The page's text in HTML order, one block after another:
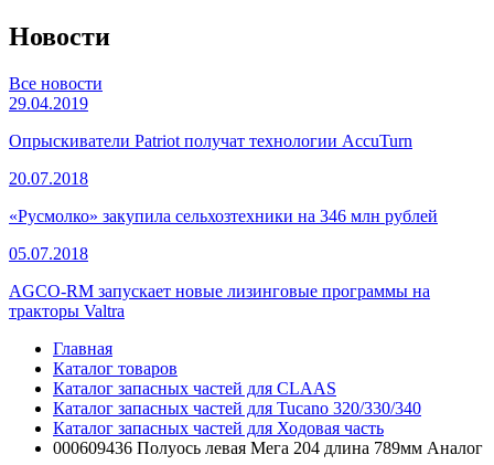
Новости
Все новости
29.04.2019
Опрыскиватели Patriot получат технологии AccuTurn
20.07.2018
«Русмолко» закупила сельхозтехники на 346 млн рублей
05.07.2018
AGCO-RM запускает новые лизинговые программы на
тракторы Valtra
Главная
Каталог товаров
Каталог запасных частей для CLAAS
Каталог запасных частей для Tucano 320/330/340
Каталог запасных частей для Ходовая часть
000609436 Полуось левая Мега 204 длина 789мм Аналог